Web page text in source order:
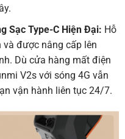
Sạc Type-C Hiện Đại: Hỗ
và được nâng cấp lên
Dù cửa hàng mất điện
V2s với sóng 4G vẫn
vận hành liên tục 24/7.